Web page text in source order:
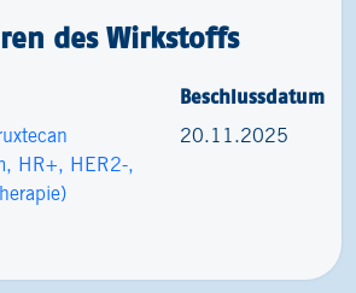
des Wirkstoffs
Beschlussdatum
HR+, HER2-,
20.11.2025